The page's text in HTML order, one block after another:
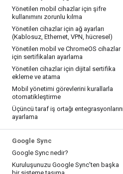
Yönetilen mobil cihazlar için şifre
kullanımını zorunlu kılma
Yönetilen cihazlar için ağ ayarları
(Kablosuz, Ethernet, VPN, hücresel)
Yönetilen mobil ve ChromeOS cihazlar
için sertifikaları ayarlama
Yönetilen cihazlar için dijital sertifika
ekleme ve atama
Mobil yönetimi görevlerini kurallarla
otomatikleştirme
Üçüncü taraf iş ortağı entegrasyonlarını
ayarlama
Google Sync
Google Sync nedir?
Kuruluşunuzu Google Sync'ten başka
Google
Yapay zeka ile